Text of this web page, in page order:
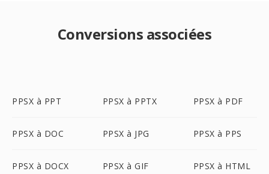
Conversions associées
PPSX à PPT PPSX à PPTX PPSX à PDF
PPSX à DOC PPSX à JPG PPSX à PPS
PPSX à DOCX PPSX à GIF PPSX à HTML